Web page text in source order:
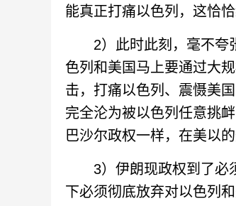
能真正打痛以色列，这恰
2）此时此刻，毫不夸张
色列和美国马上要通过大
击，打痛以色列、震慑美
完全沦为被以色列任意挑
巴沙尔政权一样，在美以
3）伊朗现政权到了必须
下必须彻底放弃对以色列